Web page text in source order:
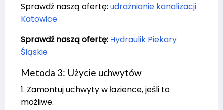
Sprawdź naszą ofertę: udrażnianie kanalizacji
Katowice
Sprawdź naszą ofertę: Hydraulik Piekary
Śląskie
Metoda 3: Użycie uchwytów
1. Zamontuj uchwyty w łazience, jeśli to
możliwe.